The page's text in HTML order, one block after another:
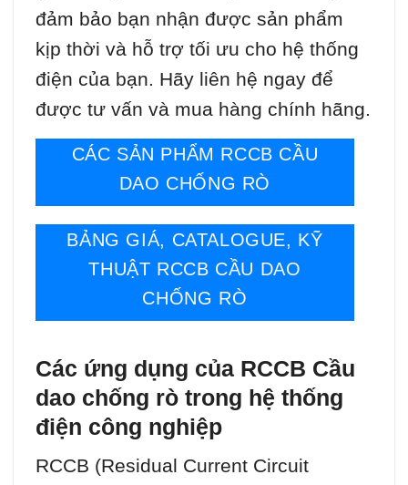
đảm bảo bạn nhận được sản phẩm
kịp thời và hỗ trợ tối ưu cho hệ thống
điện của bạn. Hãy liên hệ ngay để
được tư vấn và mua hàng chính hãng.
CÁC SẢN PHẨM RCCB CẦU
DAO CHỐNG RÒ
BẢNG GIÁ, CATALOGUE, KỸ
THUẬT RCCB CẦU DAO
CHỐNG RÒ
Các ứng dụng của RCCB Cầu
dao chống rò trong hệ thống
điện công nghiệp
RCCB (Residual Current Circuit